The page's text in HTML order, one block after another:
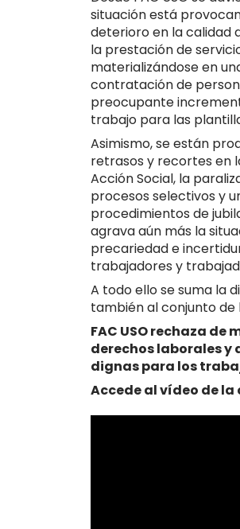
situación está
deterioro en la calidad
la prestación de
materializándose en
contratación de
preocupante
trabajo para las
Asimismo, se están
retrasos y recortes en
Acción Social, la
procesos selectivos y
procedimientos de
agrava aún más la
precariedad e
trabajadores y
A todo ello se suma la
también al conjunto de
FAC USO rechaza
derechos laborales y
dignas para los
Accede al vídeo de